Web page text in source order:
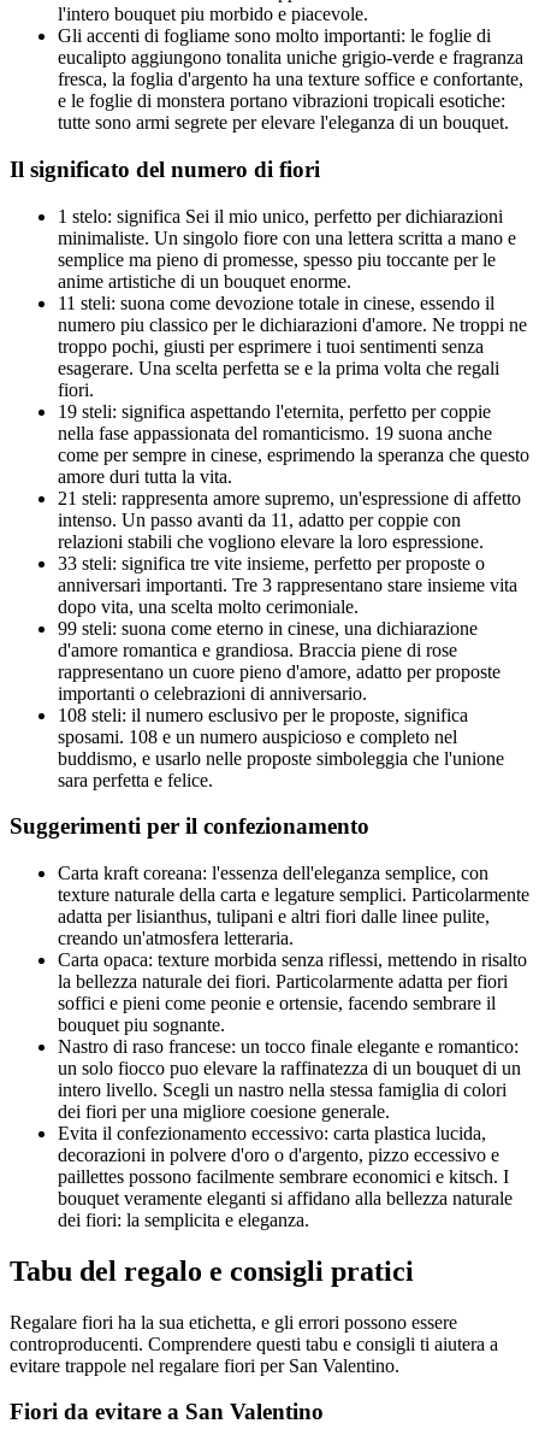
l'intero bouquet piu morbido e piacevole.
Gli accenti di fogliame sono molto importanti: le foglie di
eucalipto aggiungono tonalita uniche grigio-verde e fragranza
fresca, la foglia d'argento ha una texture soffice e confortante,
e le foglie di monstera portano vibrazioni tropicali esotiche:
tutte sono armi segrete per elevare l'eleganza di un bouquet.
Il significato del numero di fiori
1 stelo: significa Sei il mio unico, perfetto per dichiarazioni
minimaliste. Un singolo fiore con una lettera scritta a mano e
semplice ma pieno di promesse, spesso piu toccante per le
anime artistiche di un bouquet enorme.
11 steli: suona come devozione totale in cinese, essendo il
numero piu classico per le dichiarazioni d'amore. Ne troppi ne
troppo pochi, giusti per esprimere i tuoi sentimenti senza
esagerare. Una scelta perfetta se e la prima volta che regali
fiori.
19 steli: significa aspettando l'eternita, perfetto per coppie
nella fase appassionata del romanticismo. 19 suona anche
come per sempre in cinese, esprimendo la speranza che questo
amore duri tutta la vita.
21 steli: rappresenta amore supremo, un'espressione di affetto
intenso. Un passo avanti da 11, adatto per coppie con
relazioni stabili che vogliono elevare la loro espressione.
33 steli: significa tre vite insieme, perfetto per proposte o
anniversari importanti. Tre 3 rappresentano stare insieme vita
dopo vita, una scelta molto cerimoniale.
99 steli: suona come eterno in cinese, una dichiarazione
d'amore romantica e grandiosa. Braccia piene di rose
rappresentano un cuore pieno d'amore, adatto per proposte
importanti o celebrazioni di anniversario.
108 steli: il numero esclusivo per le proposte, significa
sposami. 108 e un numero auspicioso e completo nel
buddismo, e usarlo nelle proposte simboleggia che l'unione
sara perfetta e felice.
Suggerimenti per il confezionamento
Carta kraft coreana: l'essenza dell'eleganza semplice, con
texture naturale della carta e legature semplici. Particolarmente
adatta per lisianthus, tulipani e altri fiori dalle linee pulite,
creando un'atmosfera letteraria.
Carta opaca: texture morbida senza riflessi, mettendo in risalto
la bellezza naturale dei fiori. Particolarmente adatta per fiori
soffici e pieni come peonie e ortensie, facendo sembrare il
bouquet piu sognante.
Nastro di raso francese: un tocco finale elegante e romantico:
un solo fiocco puo elevare la raffinatezza di un bouquet di un
intero livello. Scegli un nastro nella stessa famiglia di colori
dei fiori per una migliore coesione generale.
Evita il confezionamento eccessivo: carta plastica lucida,
decorazioni in polvere d'oro o d'argento, pizzo eccessivo e
paillettes possono facilmente sembrare economici e kitsch. I
bouquet veramente eleganti si affidano alla bellezza naturale
dei fiori: la semplicita e eleganza.
Tabu del regalo e consigli pratici
Regalare fiori ha la sua etichetta, e gli errori possono essere
controproducenti. Comprendere questi tabu e consigli ti aiutera a
evitare trappole nel regalare fiori per San Valentino.
Fiori da evitare a San Valentino